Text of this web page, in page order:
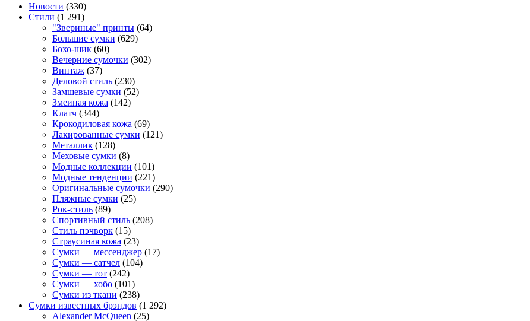
Новости (330)
Стили (1 291)
"Звериные" принты (64)
Большие сумки (629)
Бохо-шик (60)
Вечерние сумочки (302)
Винтаж (37)
Деловой стиль (230)
Замшевые сумки (52)
Змеиная кожа (142)
Клатч (344)
Крокодиловая кожа (69)
Лакированные сумки (121)
Металлик (128)
Меховые сумки (8)
Модные коллекции (101)
Модные тенденции (221)
Оригинальные сумочки (290)
Пляжные сумки (25)
Рок-стиль (89)
Спортивный стиль (208)
Стиль пэчворк (15)
Страусиная кожа (23)
Сумки — мессенджер (17)
Сумки — сатчел (104)
Сумки — тот (242)
Сумки — хобо (101)
Сумки из ткани (238)
Сумки известных брэндов (1 292)
Alexander McQueen (25)